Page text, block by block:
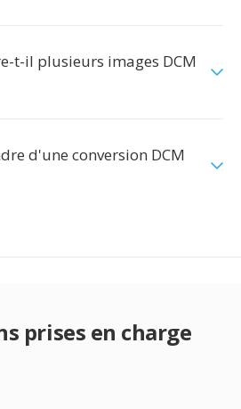
t-il plusieurs images DCM
d'une conversion DCM
prises en charge